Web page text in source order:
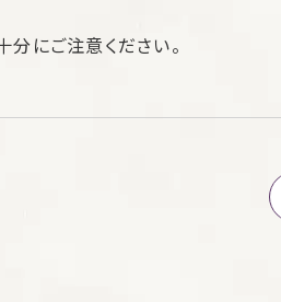
にご注意ください。